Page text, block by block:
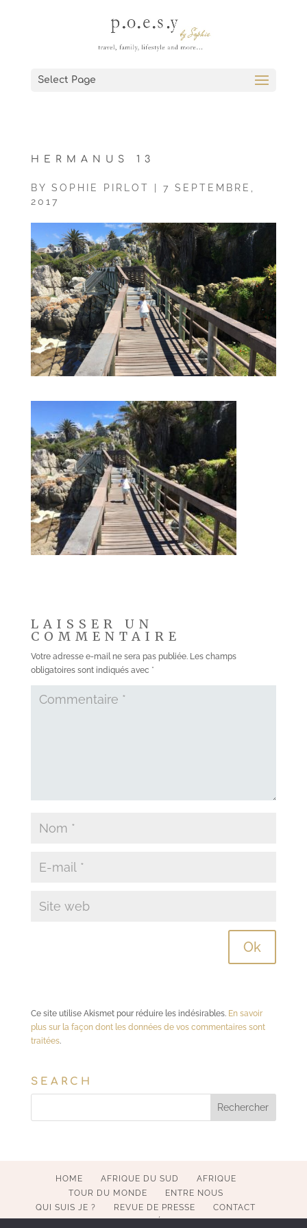
Select Page
HERMANUS 13
BY SOPHIE PIRLOT
7 SEPTEMBRE,
2017
LAISSER UN
COMMENTAIRE
Votre adresse e-mail ne sera pas publiée. Les champs
obligatoires sont indiqués avec *
Ce site utilise Akismet pour réduire les indésirables. En savoir
plus sur la façon dont les données de vos commentaires sont
traitées.
SEARCH
HOME AFRIQUE DU SUD
AFRIQUE
TOUR DU MONDE
ENTRE NOUS
QUI SUIS JE ?
REVUE DE PRESSE
CONTACT